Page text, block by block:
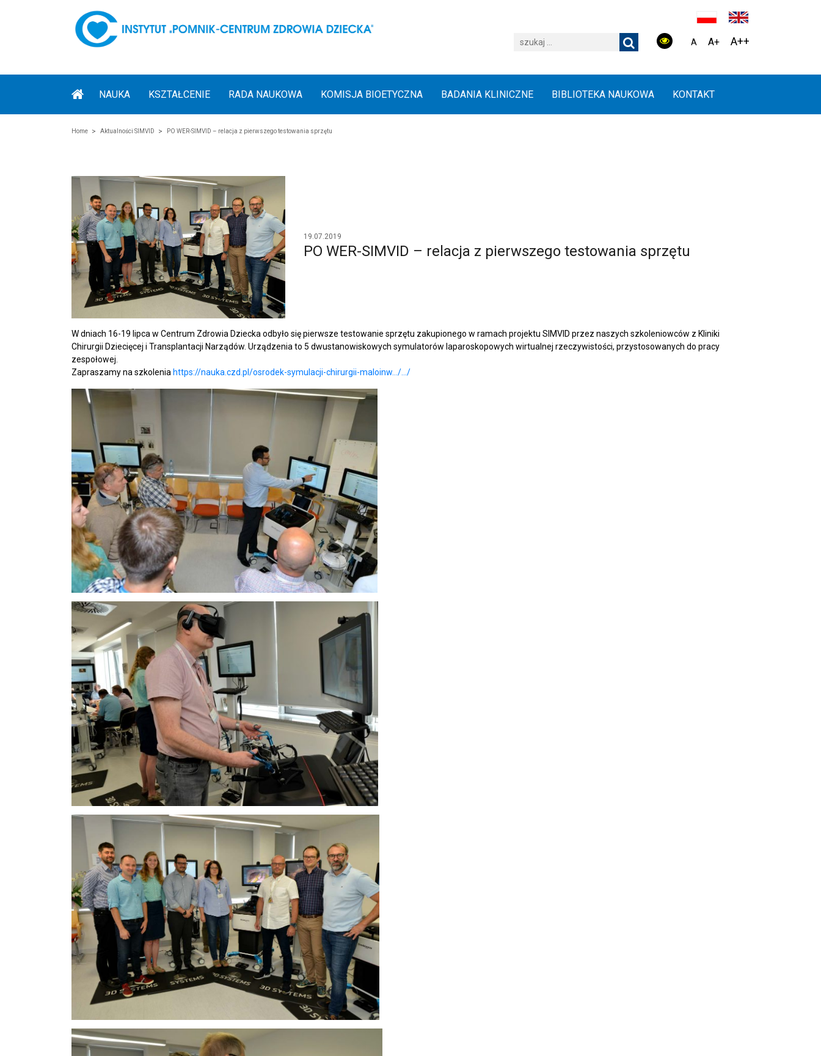
A A+ A++
NAUKA KSZTAŁCENIE RADA NAUKOWA KOMISJA BIOETYCZNA BADANIA KLINICZNE BIBLIOTEKA NAUKOWA KONTAKT
Home Aktualności SIMVID PO WER-SIMVID – relacja z pierwszego testowania sprzętu
19.07.2019
PO WER-SIMVID – relacja z pierwszego testowania sprzętu
W dniach 16-19 lipca w Centrum Zdrowia Dziecka odbyło się pierwsze testowanie sprzętu zakupionego w ramach projektu SIMVID przez naszych szkoleniowców z Kliniki
Chirurgii Dziecięcej i Transplantacji Narządów. Urządzenia to 5 dwustanowiskowych symulatorów laparoskopowych wirtualnej rzeczywistości, przystosowanych do pracy
zespołowej.
Zapraszamy na szkolenia https://nauka.czd.pl/osrodek-symulacji-chirurgii-maloinw…/…/